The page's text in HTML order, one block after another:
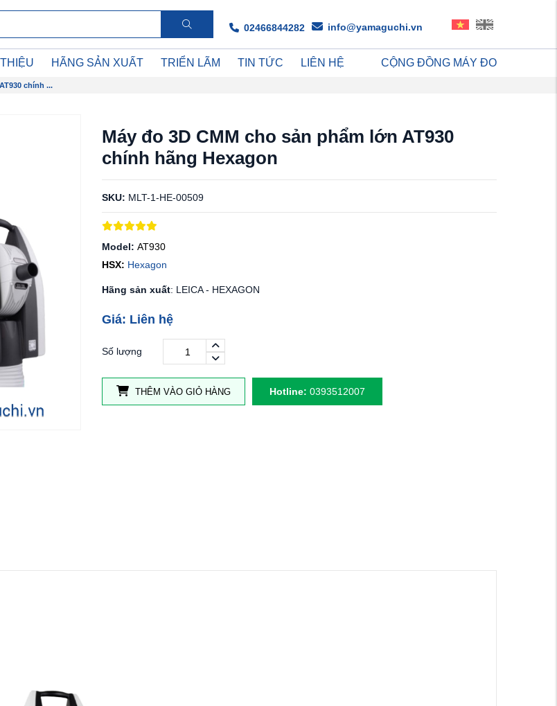
02466844282 info@yamaguchi.vn
HÃNG SẢN XUẤT TRIỂN LÃM TIN TỨC LIÊN HỆ CỘNG ĐỒNG MÁY ĐO
chính ...
Máy đo 3D CMM cho sản phẩm lớn AT930
chính hãng Hexagon
SKU: MLT-1-HE-00509
Model: AT930
HSX: Hexagon
Hãng sản xuất: LEICA - HEXAGON
Giá: Liên hệ
Số lượng
THÊM VÀO GIỎ HÀNG Hotline: 0393512007